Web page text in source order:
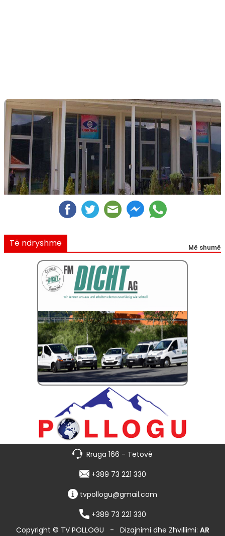
Të ndryshme Më shumë
Rruga 166 - Tetovë
+389 73 221 330
tvpollogu@gmail.com
+389 73 221 330
Copyright © TV POLLOGU - Dizajnimi dhe Zhvillimi: AR